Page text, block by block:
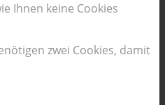
Ihnen keine Cookies
zwei Cookies, damit